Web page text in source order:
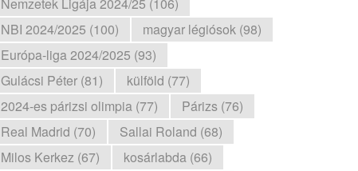
NBI 2024/2025 (100)
magyar légiósok (98)
Európa-liga 2024/2025 (93)
Gulácsi Péter (81)
külföld (77)
2024-es párizsi olimpia (77)
Párizs (76)
Real Madrid (70)
Sallai Roland (68)
Milos Kerkez (67)
kosárlabda (66)